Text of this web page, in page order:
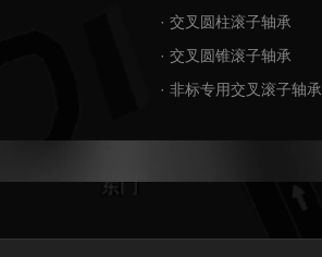
· 交叉圆柱滚子轴承
· 交叉圆锥滚子轴承
· 非标专用交叉滚子轴承